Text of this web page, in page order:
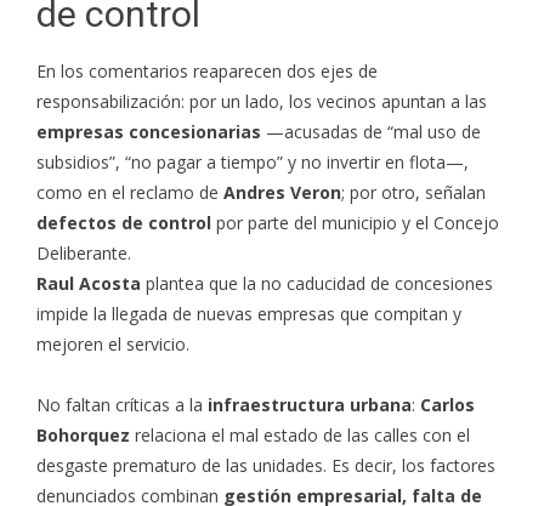
de control
En los comentarios reaparecen dos ejes de
responsabilización: por un lado, los vecinos apuntan a las
empresas concesionarias —acusadas de “mal uso de
subsidios”, “no pagar a tiempo” y no invertir en flota—,
como en el reclamo de Andres Veron; por otro, señalan
defectos de control por parte del municipio y el Concejo
Deliberante.
Raul Acosta plantea que la no caducidad de concesiones
impide la llegada de nuevas empresas que compitan y
mejoren el servicio.
No faltan críticas a la infraestructura urbana: Carlos
Bohorquez relaciona el mal estado de las calles con el
desgaste prematuro de las unidades. Es decir, los factores
denunciados combinan gestión empresarial, falta de